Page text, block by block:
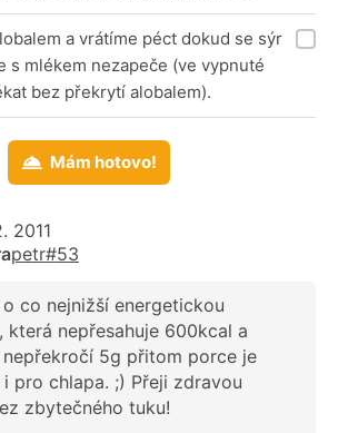
a vrátíme péct dokud se sýr
s mlékem nezapeče (ve vypnuté
bez překrytí alobalem).
Mám hotovo!
2011
petr#53
o co nejnižší energetickou
která nepřesahuje 600kcal a
5g přitom porce je
pro chlapa. ;) Přeji zdravou
zbytečného tuku!